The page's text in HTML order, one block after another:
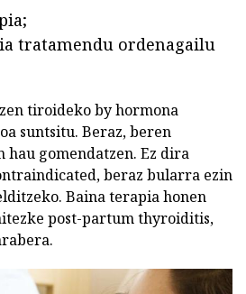
tratamendu ordenagailu
tiroideko by hormona
suntsitu. Beraz, beren
hau gomendatzen. Ez dira
beraz bularra ezin
Baina terapia honen
post-partum thyroiditis,